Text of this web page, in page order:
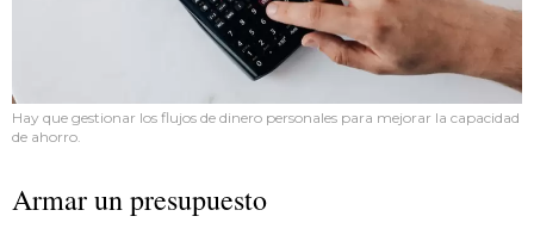
Hay que gestionar los flujos de dinero personales para mejorar la capacidad
de ahorro.
Armar un presupuesto